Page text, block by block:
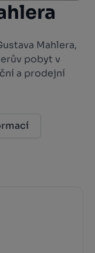
Mahlera,
pobyt v
a prodejní